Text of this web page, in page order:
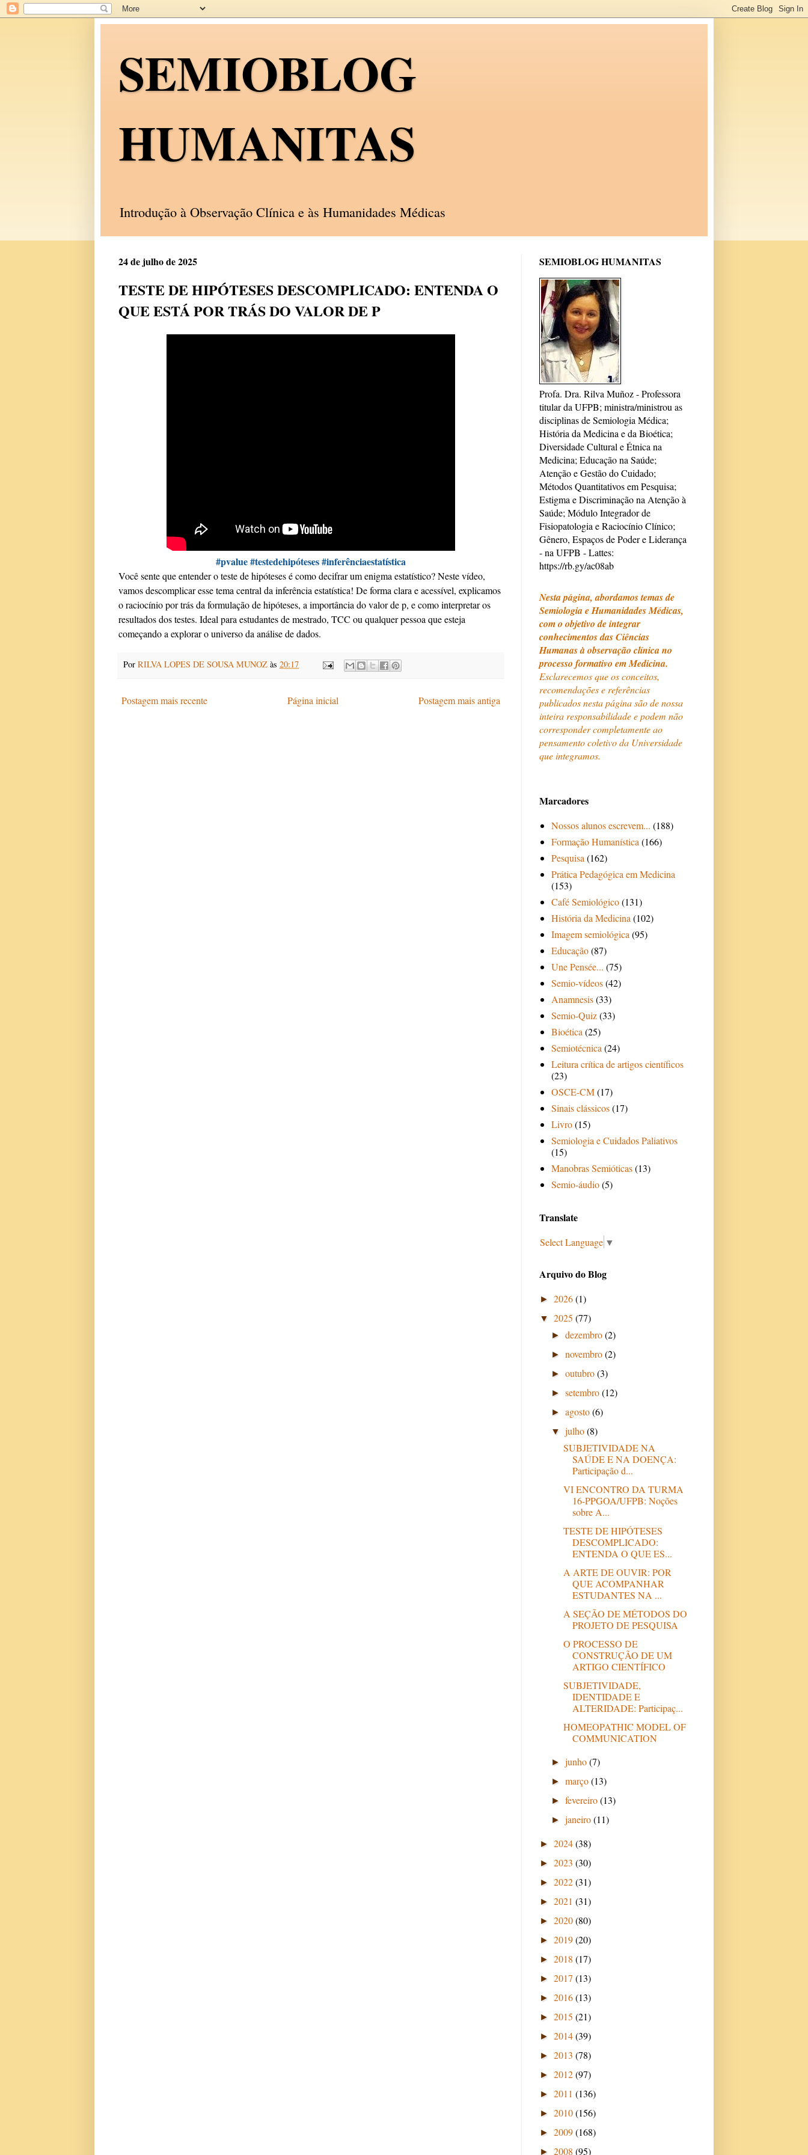
SEMIOBLOG
HUMANITAS
Introdução à Observação Clínica e às Humanidades Médicas
24 de julho de 2025
TESTE DE HIPÓTESES DESCOMPLICADO: ENTENDA O
QUE ESTÁ POR TRÁS DO VALOR DE P
#pvalue #testedehipóteses #inferênciaestatística
Você sente que entender o teste de hipóteses é como decifrar um enigma estatístico? Neste vídeo,
vamos descomplicar esse tema central da inferência estatística! De forma clara e acessível, explicamos
o raciocínio por trás da formulação de hipóteses, a importância do valor de p, e como interpretar os
resultados dos testes. Ideal para estudantes de mestrado, TCC ou qualquer pessoa que esteja
começando a explorar o universo da análise de dados.
Por RILVA LOPES DE SOUSA MUNOZ às 20:17
Postagem mais recente Postagem mais antiga
Página inicial
SEMIOBLOG HUMANITAS
Profa. Dra. Rilva Muñoz - Professora
titular da UFPB; ministra/ministrou as
disciplinas de Semiologia Médica;
História da Medicina e da Bioética;
Diversidade Cultural e Étnica na
Medicina; Educação na Saúde;
Atenção e Gestão do Cuidado;
Métodos Quantitativos em Pesquisa;
Estigma e Discriminação na Atenção à
Saúde; Módulo Integrador de
Fisiopatologia e Raciocínio Clínico;
Gênero, Espaços de Poder e Liderança
- na UFPB - Lattes:
https://rb.gy/ac08ab
Nesta página, abordamos temas de
Semiologia e Humanidades Médicas,
com o objetivo de integrar
conhecimentos das Ciências
Humanas à observação clínica no
processo formativo em Medicina.
Esclarecemos que os conceitos,
recomendações e referências
publicados nesta página são de nossa
inteira responsabilidade e podem não
corresponder completamente ao
pensamento coletivo da Universidade
que integramos.
Marcadores
Nossos alunos escrevem... (188)
Formação Humanística (166)
Pesquisa (162)
Prática Pedagógica em Medicina
(153)
Café Semiológico(131)
História da Medicina (102)
Imagem semiológica (95)
Educação(87)
Une Pensée... (75)
Semio-vídeos(42)
Anamnesis(33)
Semio-Quiz(33)
Bioética (25)
Semiotécnica (24)
Leitura crítica de artigos científicos
(23)
OSCE-CM(17)
Sinais clássicos(17)
Livro(15)
Semiologia e Cuidados Paliativos
(15)
Manobras Semióticas(13)
Semio-áudio(5)
Translate
Select Language ▼
Arquivo do Blog
► 2026(1)
▼ 2025 (77)
►dezembro(2)
►novembro(2)
►outubro(3)
►setembro(12)
►agosto(6)
▼julho(8)
SUBJETIVIDADE NA
SAÚDE E NA DOENÇA:
Participação d...
VI ENCONTRO DA TURMA
16-PPGOA/UFPB: Noções
sobre A...
TESTE DE HIPÓTESES
DESCOMPLICADO:
ENTENDA O QUE ES...
A ARTE DE OUVIR: POR
QUE ACOMPANHAR
ESTUDANTES NA ...
A SEÇÃO DE MÉTODOS DO
PROJETO DE PESQUISA
O PROCESSO DE
CONSTRUÇÃO DE UM
ARTIGO CIENTÍFICO
SUBJETIVIDADE,
IDENTIDADE E
ALTERIDADE: Participaç...
HOMEOPATHIC MODEL OF
COMMUNICATION
►junho(7)
►março(13)
►fevereiro(13)
►janeiro(11)
► 2024(38)
► 2023 (30)
► 2022(31)
► 2021 (31)
► 2020(80)
► 2019(20)
► 2018 (17)
► 2017 (13)
► 2016(13)
► 2015 (21)
► 2014(39)
► 2013 (78)
► 2012(97)
► 2011 (136)
► 2010(156)
► 2009(168)
► 2008 (95)